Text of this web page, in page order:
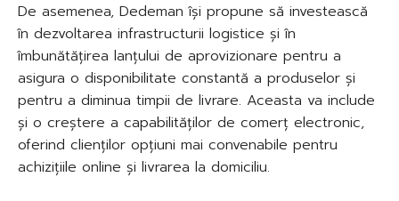
De asemenea, Dedeman își propune să investească
în dezvoltarea infrastructurii logistice și în
îmbunătățirea lanțului de aprovizionare pentru a
asigura o disponibilitate constantă a produselor și
pentru a diminua timpii de livrare. Aceasta va include
și o creștere a capabilităților de comerț electronic,
oferind clienților opțiuni mai convenabile pentru
achizițiile online și livrarea la domiciliu.